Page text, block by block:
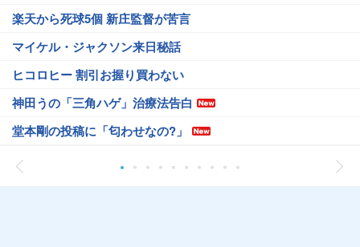
楽天から死球5個 新庄監督が苦言
マイケル・ジャクソン来日秘話
ヒコロヒー 割引お握り買わない
神田うの「三角ハゲ」治療法告白
堂本剛の投稿に「匂わせなの?」